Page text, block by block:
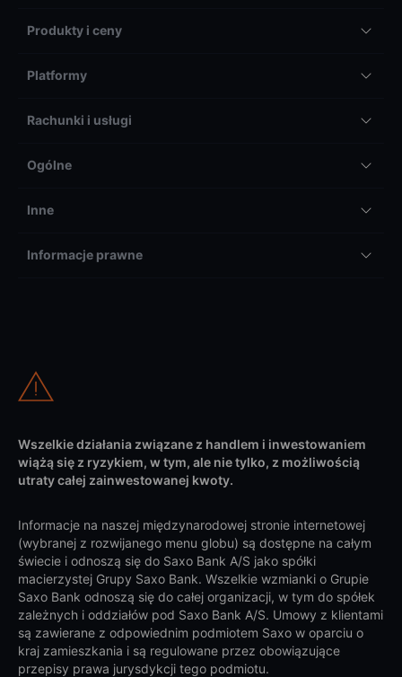
Produkty i ceny
Platformy
Rachunki i usługi
Ogólne
Inne
Informacje prawne
Wszelkie działania związane z handlem i inwestowaniem
wiążą się z ryzykiem, w tym, ale nie tylko, z możliwością
utraty całej zainwestowanej kwoty.
Informacje na naszej międzynarodowej stronie internetowej
(wybranej z rozwijanego menu globu) są dostępne na całym
świecie i odnoszą się do Saxo Bank A/S jako spółki
macierzystej Grupy Saxo Bank. Wszelkie wzmianki o Grupie
Saxo Bank odnoszą się do całej organizacji, w tym do spółek
zależnych i oddziałów pod Saxo Bank A/S. Umowy z klientami
są zawierane z odpowiednim podmiotem Saxo w oparciu o
kraj zamieszkania i są regulowane przez obowiązujące
przepisy prawa jurysdykcji tego podmiotu.